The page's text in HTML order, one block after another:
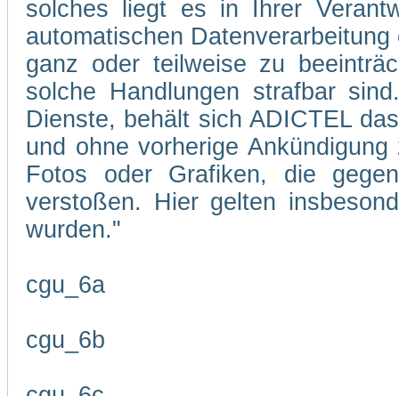
solches liegt es in Ihrer
automatischen
ganz oder teilweise zu
solche Handlungen strafbar
Dienste, behält sich ADICTEL
und ohne vorherige
Fotos oder Grafiken, die
verstoßen. Hier gelten
wurden."
cgu_6a
cgu_6b